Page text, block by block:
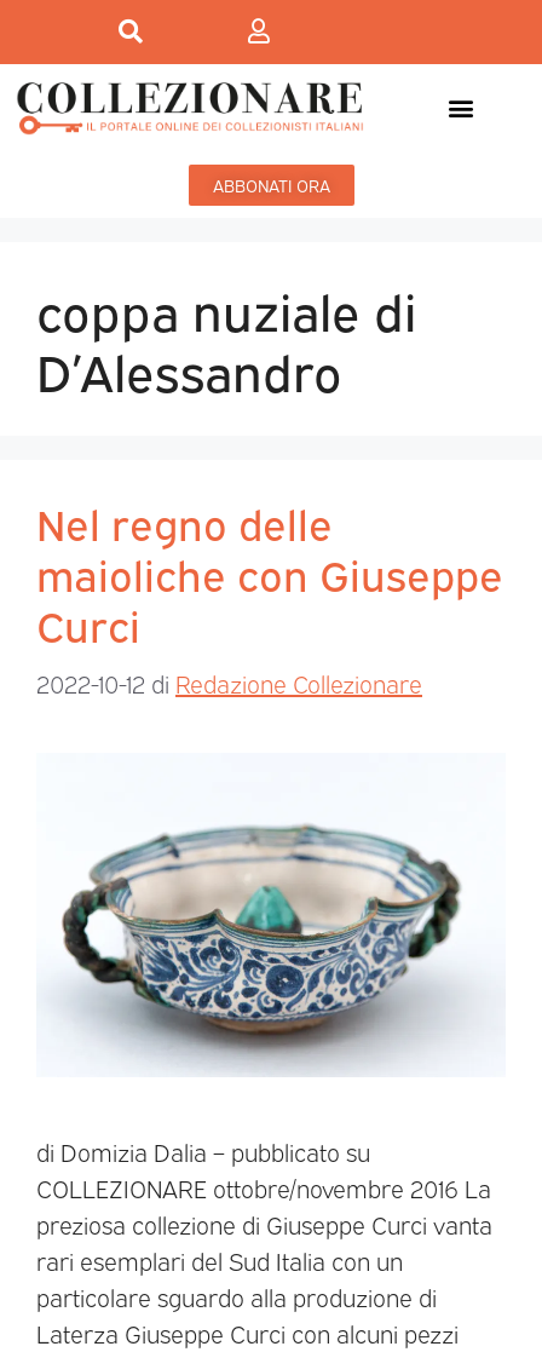
ABBONATI ORA
coppa nuziale di
D’Alessandro
Nel regno delle
maioliche con Giuseppe
Curci
2022-10-12 di Redazione Collezionare
di Domizia Dalia – pubblicato su
COLLEZIONARE ottobre/novembre 2016 La
preziosa collezione di Giuseppe Curci vanta
rari esemplari del Sud Italia con un
particolare sguardo alla produzione di
Laterza Giuseppe Curci con alcuni pezzi